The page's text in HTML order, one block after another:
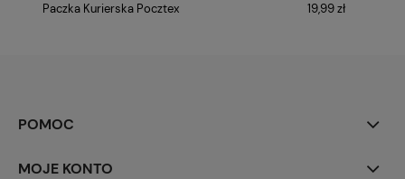
Paczka Kurierska Pocztex 19,99 zł
POMOC
MOJE KONTO